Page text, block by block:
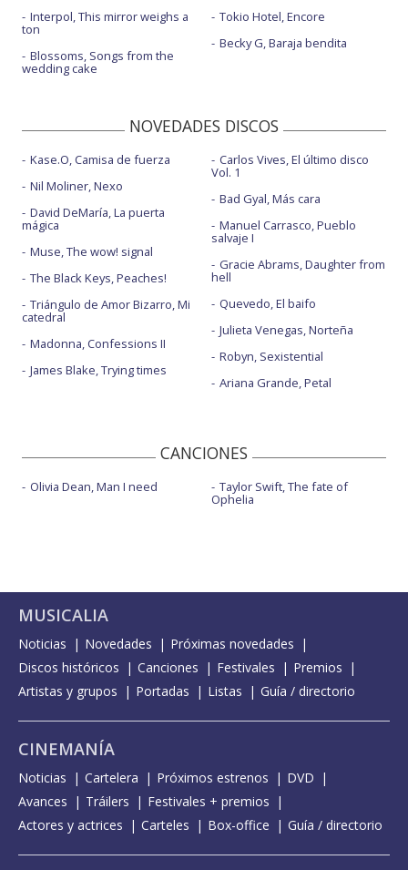
Interpol, This mirror weighs a
ton
Blossoms, Songs from the
wedding cake
Tokio Hotel, Encore
Becky G, Baraja bendita
NOVEDADES DISCOS
Kase.O, Camisa de fuerza
Nil Moliner, Nexo
David DeMaría, La puerta
mágica
Muse, The wow! signal
The Black Keys, Peaches!
Triángulo de Amor Bizarro, Mi
catedral
Madonna, Confessions II
James Blake, Trying times
Carlos Vives, El último disco
Vol. 1
Bad Gyal, Más cara
Manuel Carrasco, Pueblo
salvaje I
Gracie Abrams, Daughter from
hell
Quevedo, El baifo
Julieta Venegas, Norteña
Robyn, Sexistential
Ariana Grande, Petal
CANCIONES
Olivia Dean, Man I need Taylor Swift, The fate of
Ophelia
MUSICALIA
Noticias Novedades
Próximas novedades
Discos históricos
Canciones Festivales
Premios
Artistas y grupos
Portadas Listas Guía / directorio
CINEMANÍA
Noticias Cartelera Próximos estrenos
DVD
Avances
Tráilers
Festivales + premios
Actores y actrices
Carteles Box-office Guía / directorio